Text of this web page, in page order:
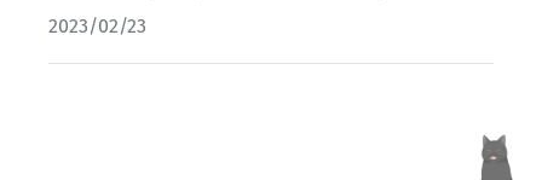
持vip用户在登录后可以正常阅读vip章节。…
2023/02/23